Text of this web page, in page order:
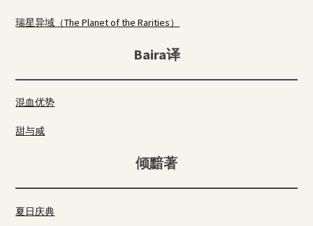
瑞星异域（The Planet of the Rarities）
Baira译
混血优势
甜与咸
倾黯著
夏日庆典